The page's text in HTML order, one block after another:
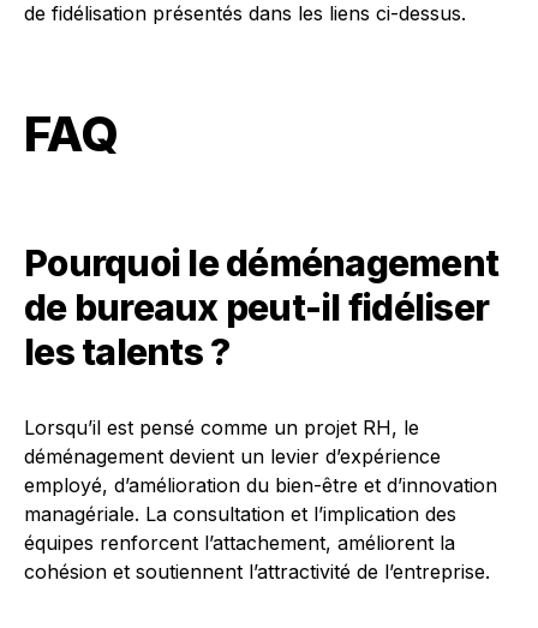
de fidélisation présentés dans les liens ci-dessus.
FAQ
Pourquoi le déménagement
de bureaux peut-il fidéliser
les talents ?
Lorsqu’il est pensé comme un projet RH, le
déménagement devient un levier d’expérience
employé, d’amélioration du bien-être et d’innovation
managériale. La consultation et l’implication des
équipes renforcent l’attachement, améliorent la
cohésion et soutiennent l’attractivité de l’entreprise.